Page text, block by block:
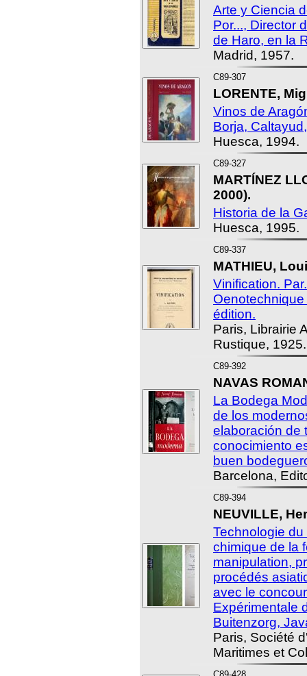
Arte y Ciencia
Por..., Director
de Haro, en la
Madrid, 1957.
C89-307
LORENTE,
Vinos de
Borja,
Huesca, 1994.
C89-327
MARTÍNEZ
2000).
Historia de la
Huesca, 1995.
C89-337
MATHIEU,
Vinification.
édition.
Paris, Librairie
Rustique, 1925.
C89-392
NAVAS
La Bodega
de los
elaboración de
conocimiento
buen
Barcelona,
C89-394
NEUVILLE,
Technologie
chimique de la
manipulation,
procédés
avec le
Expérimentale
Buitenzorg,
Paris, Société
Maritimes et